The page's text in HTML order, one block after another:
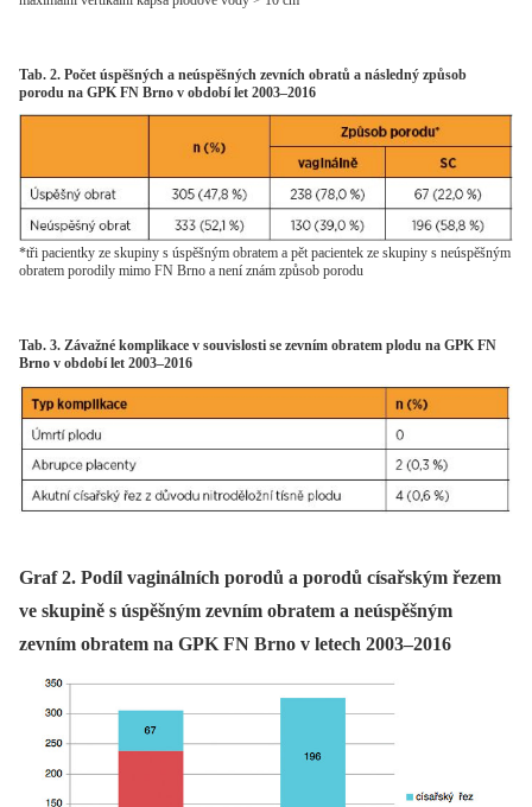
Tab. 2. Počet úspěšných a neúspěšných zevních obratů a následný způsob
porodu na GPK FN Brno v období let 2003–2016
*tři pacientky ze skupiny s úspěšným obratem a pět pacientek ze skupiny s neúspěšným
obratem porodily mimo FN Brno a není znám způsob porodu
Tab. 3. Závažné komplikace v souvislosti se zevním obratem plodu na GPK FN
Brno v období let 2003–2016
Graf 2. Podíl vaginálních porodů a porodů císařským řezem
ve skupině s úspěšným zevním obratem a neúspěšným
zevním obratem na GPK FN Brno v letech 2003–2016